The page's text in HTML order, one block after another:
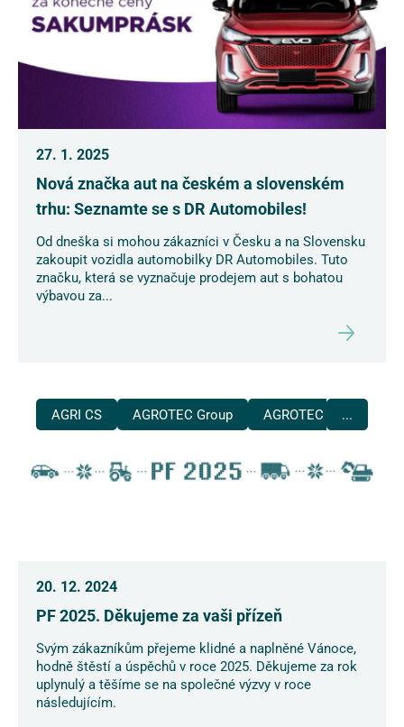
27. 1. 2025
Nová značka aut na českém a slovenském
trhu: Seznamte se s DR Automobiles!
Od dneška si mohou zákazníci v Česku a na Slovensku
zakoupit vozidla automobilky DR Automobiles. Tuto
značku, která se vyznačuje prodejem aut s bohatou
výbavou za...
AGRI CS AGROTEC Group AGROTEC Plus
...
20. 12. 2024
PF 2025. Děkujeme za vaši přízeň
Svým zákazníkům přejeme klidné a naplněné Vánoce,
hodně štěstí a úspěchů v roce 2025. Děkujeme za rok
uplynulý a těšíme se na společné výzvy v roce
následujícím.